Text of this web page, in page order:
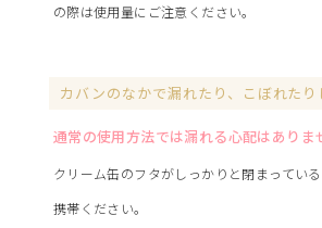
の際は使用量にご注意ください。
カバンのなかで漏れたり、こぼれたり
通常の使用方法では漏れる心配はありま
クリーム缶のフタがしっかりと閉まってい
携帯ください。